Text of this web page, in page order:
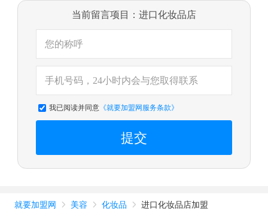
当前留言项目：进口化妆品店
我已阅读并同意《就要加盟网服务条款》
提交
就要加盟网  美容  化妆品  进口化妆品店加盟